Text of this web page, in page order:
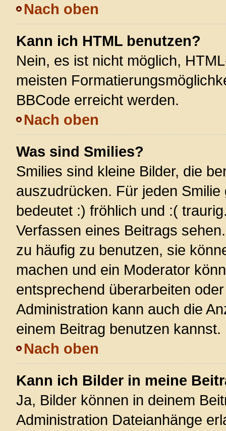
Nach oben
Kann ich HTML benutzen?
Nein, es ist nicht möglich,
meisten
BBCode erreicht werden.
Nach oben
Was sind Smilies?
Smilies sind kleine Bilder, die
auszudrücken. Für jeden
bedeutet :) fröhlich und :(
Verfassen eines Beitrags
zu häufig zu benutzen, sie
machen und ein Moderator
entsprechend überarbeiten
Administration kann auch die
einem Beitrag benutzen kannst.
Nach oben
Kann ich Bilder in meine
Ja, Bilder können in deinem
Administration Dateianhänge